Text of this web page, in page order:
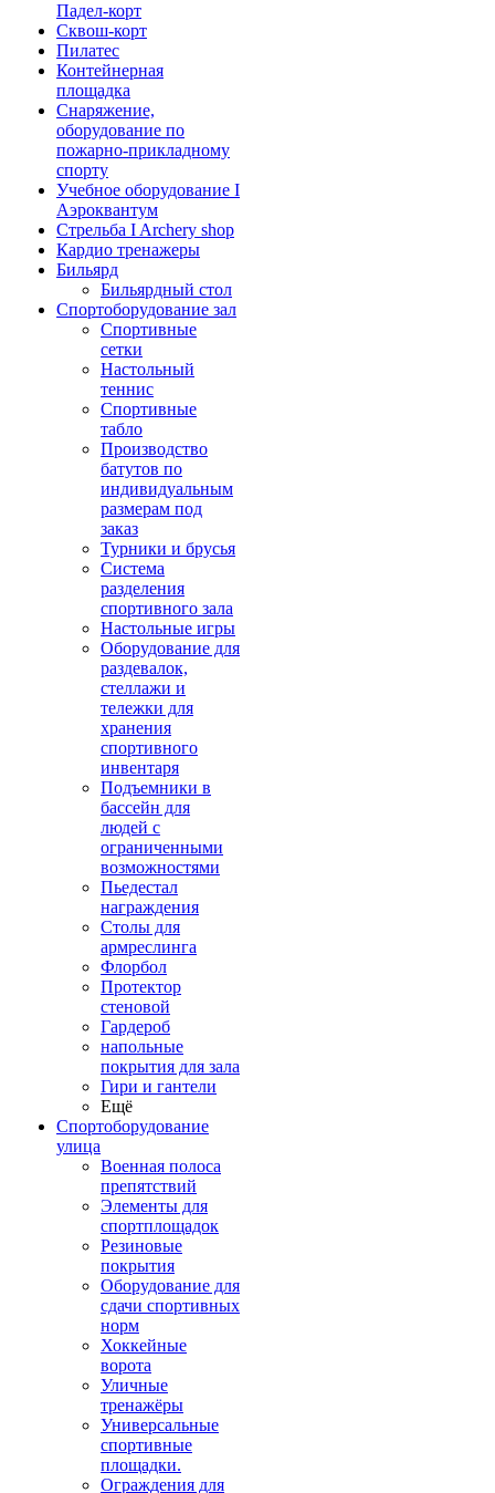
Падел-корт
Сквош-корт
Пилатес
Контейнерная
площадка
Снаряжение,
оборудование по
пожарно-прикладному
спорту
Учебное оборудование I
Аэроквантум
Стрельба I Archery shop
Кардио тренажеры
Бильярд
Бильярдный стол
Спортоборудование зал
Спортивные
сетки
Настольный
теннис
Спортивные
табло
Производство
батутов по
индивидуальным
размерам под
заказ
Турники и брусья
Система
разделения
спортивного зала
Настольные игры
Оборудование для
раздевалок,
стеллажи и
тележки для
хранения
спортивного
инвентаря
Подъемники в
бассейн для
людей с
ограниченными
возможностями
Пьедестал
награждения
Столы для
армреслинга
Флорбол
Протектор
стеновой
Гардероб
напольные
покрытия для зала
Гири и гантели
Ещё
Спортоборудование
улица
Военная полоса
препятствий
Элементы для
спортплощадок
Резиновые
покрытия
Оборудование для
сдачи спортивных
норм
Хоккейные
ворота
Уличные
тренажёры
Универсальные
спортивные
площадки.
Ограждения для